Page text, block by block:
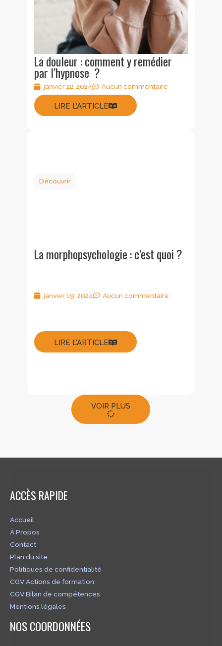
La douleur : comment y remédier
par l’hypnose ?
janvier 22, 2024 Aucun commentaire
LIRE L'ARTICLE
Découvrir
La morphopsychologie : c’est quoi ?
janvier 19, 2024 Aucun commentaire
LIRE L'ARTICLE
VOIR PLUS
ACCÈS RAPIDE
Accueil
À Propos
Contact
Plan du site
Politiques de confidentialité
CGV Actions de formation
CGV Bilan de compétences
Mentions légales
NOS COORDONNÉES